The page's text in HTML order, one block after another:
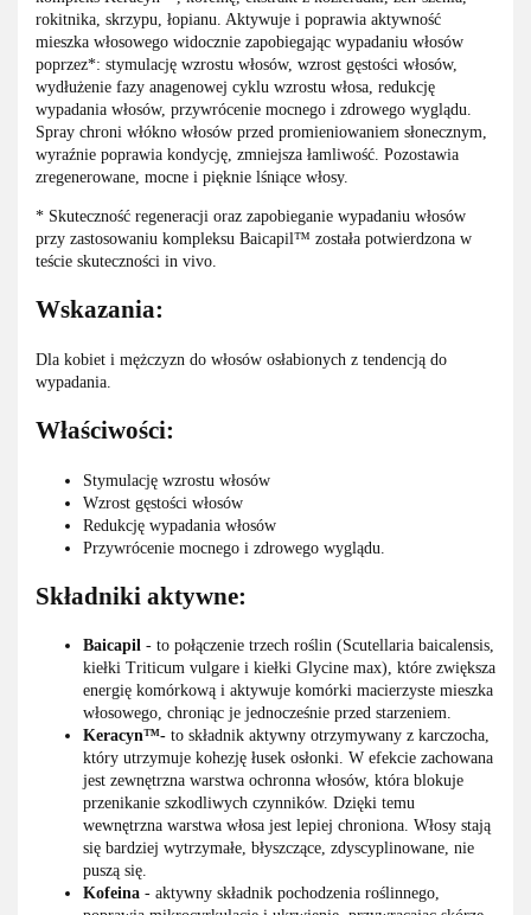
rokitnika, skrzypu, łopianu. Aktywuje i poprawia aktywność
mieszka włosowego widocznie zapobiegając wypadaniu włosów
poprzez*: stymulację wzrostu włosów, wzrost gęstości włosów,
wydłużenie fazy anagenowej cyklu wzrostu włosa, redukcję
wypadania włosów, przywrócenie mocnego i zdrowego wyglądu.
Spray chroni włókno włosów przed promieniowaniem słonecznym,
wyraźnie poprawia kondycję, zmniejsza łamliwość. Pozostawia
zregenerowane, mocne i pięknie lśniące włosy.
* Skuteczność regeneracji oraz zapobieganie wypadaniu włosów
przy zastosowaniu kompleksu Baicapil™ została potwierdzona w
teście skuteczności in vivo.
Wskazania:
Dla kobiet i mężczyzn do włosów osłabionych z tendencją do
wypadania.
Właściwości:
Stymulację wzrostu włosów
Wzrost gęstości włosów
Redukcję wypadania włosów
Przywrócenie mocnego i zdrowego wyglądu.
Składniki aktywne:
Baicapil - to połączenie trzech roślin (Scutellaria baicalensis,
kiełki Triticum vulgare i kiełki Glycine max), które zwiększa
energię komórkową i aktywuje komórki macierzyste mieszka
włosowego, chroniąc je jednocześnie przed starzeniem.
Keracyn™- to składnik aktywny otrzymywany z karczocha,
który utrzymuje kohezję łusek osłonki. W efekcie zachowana
jest zewnętrzna warstwa ochronna włosów, która blokuje
przenikanie szkodliwych czynników. Dzięki temu
wewnętrzna warstwa włosa jest lepiej chroniona. Włosy stają
się bardziej wytrzymałe, błyszczące, zdyscyplinowane, nie
puszą się.
Kofeina - aktywny składnik pochodzenia roślinnego,